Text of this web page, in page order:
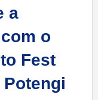
a
o
Fest